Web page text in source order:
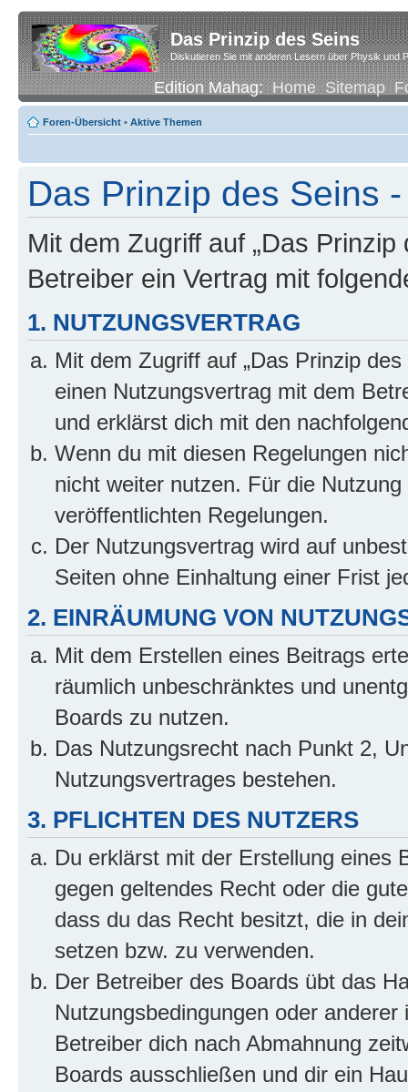
Das Prinzip des Seins
Diskutieren Sie mit anderen Lesern über Physik und
Edition Mahag:Home Sitemap
Foren-Übersicht • Aktive Themen
Das Prinzip des Seins
Mit dem Zugriff auf „Das
Betreiber ein Vertrag mit
1. NUTZUNGSVERTRAG
Mit dem Zugriff auf „Das Prinzip
einen Nutzungsvertrag mit dem
und erklärst dich mit den
Wenn du mit diesen Regelungen
nicht weiter nutzen. Für die
veröffentlichten Regelungen.
Der Nutzungsvertrag wird auf
Seiten ohne Einhaltung einer Frist
2. EINRÄUMUNG VON
Mit dem Erstellen eines Beitrags
räumlich unbeschränktes und
Boards zu nutzen.
Das Nutzungsrecht nach Punkt 2,
Nutzungsvertrages bestehen.
3. PFLICHTEN DES NUTZERS
Du erklärst mit der Erstellung eines
gegen geltendes Recht oder die
dass du das Recht besitzt, die in
setzen bzw. zu verwenden.
Der Betreiber des Boards übt das
Nutzungsbedingungen oder
Betreiber dich nach Abmahnung
Boards ausschließen und dir ein